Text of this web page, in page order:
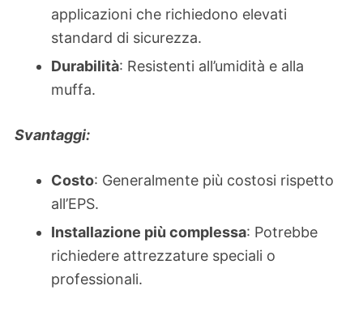
applicazioni che richiedono elevati
standard di sicurezza.
Durabilità: Resistenti all’umidità e alla
muffa.
Svantaggi:
Costo: Generalmente più costosi rispetto
all’EPS.
Installazione più complessa: Potrebbe
richiedere attrezzature speciali o
professionali.